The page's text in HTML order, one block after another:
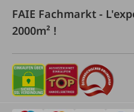
FAIE Fachmarkt -
2000m² !